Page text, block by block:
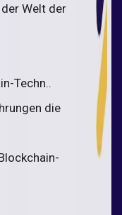
Welt der
Techn..
die